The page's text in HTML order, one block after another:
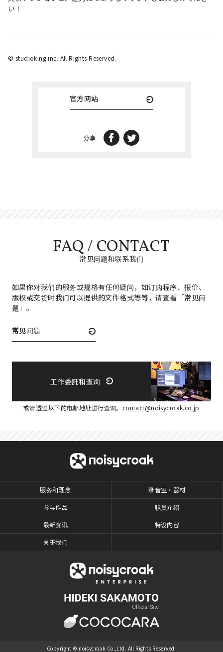
い！
©︎ studioking inc. All Rights Reserved.
官方网站
分享
FAQ / CONTACT
常见问题和联系我们
如果你对我们的服务或规格有任何疑问，如订购程序、报价、
版权或交货时我们可以提供的文件格式等等，请查看「常见问
题」。
常见问题
工作委託和查询
或请透过以下的电邮地址进行查询。 contact@noisycroak.co.jp
服务和理念
参与作品
最新资讯
关于我们
录音室・器材
职员介绍
特设内容
Copyright © noisycroak Co.,Ltd. All Rights Reserved.